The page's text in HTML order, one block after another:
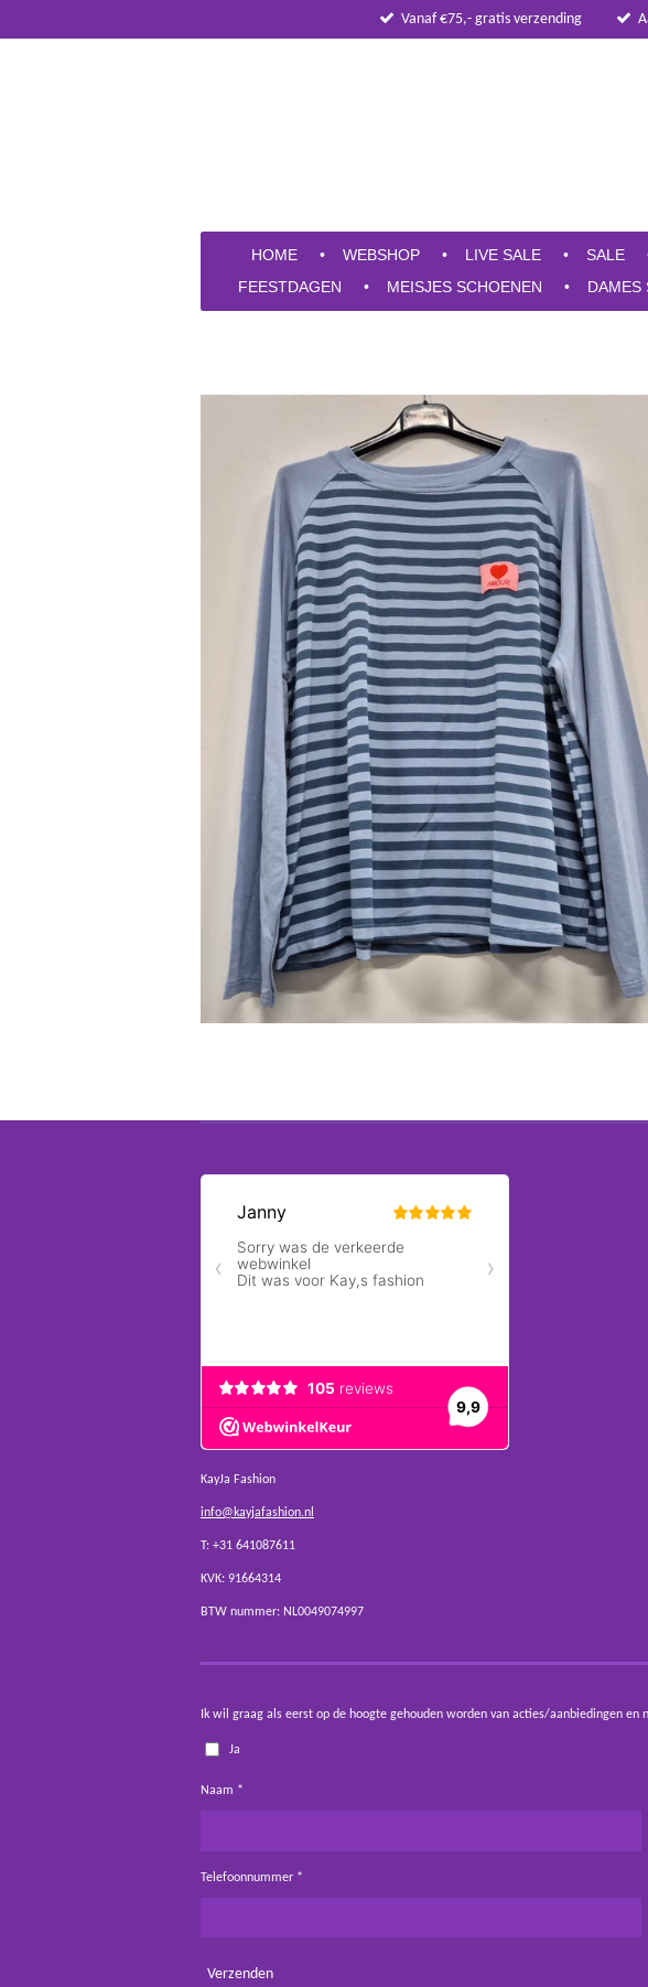
direct
Vanaf €75,- gratis verzending
HOME WEBSHOP LIVE SALE SALE
FEESTDAGEN
MEISJES SCHOENEN DAMES
KayJa Fashion
info@kayjafashion.nl
T: +31 641087611
KVK: 91664314
BTW nummer: NL0049074997
Ik wil graag als eerst op de hoogte gehouden worden van acties/aanbiedingen en
Ja
Naam *
Telefoonnummer *
Verzenden